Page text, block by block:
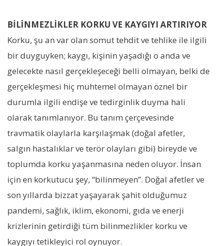
BİLİNMEZLİKLER KORKU VE KAYGIYI ARTIRIYOR
Korku, şu an var olan somut tehdit ve tehlike ile ilgili
bir duyguyken; kaygı, kişinin yaşadığı o anda ve
gelecekte nasıl gerçekleşeceği belli olmayan, belki de
gerçekleşmesi hiç muhtemel olmayan öznel bir
durumla ilgili endişe ve tedirginlik duyma hali
olarak tanımlanıyor. Bu tanım çerçevesinde
travmatik olaylarla karşılaşmak (doğal afetler,
salgın hastalıklar ve terör olayları gibi) bireyde ve
toplumda korku yaşanmasına neden oluyor. İnsan
için en korkutucu şey, “bilinmeyen”. Doğal afetler ve
son yıllarda bizzat yaşayarak şahit olduğumuz
pandemi, sağlık, iklim, ekonomi, gıda ve enerji
krizlerinin getirdiği tüm bilinmezlikler korku ve
kaygıyı tetikleyici rol oynuyor.